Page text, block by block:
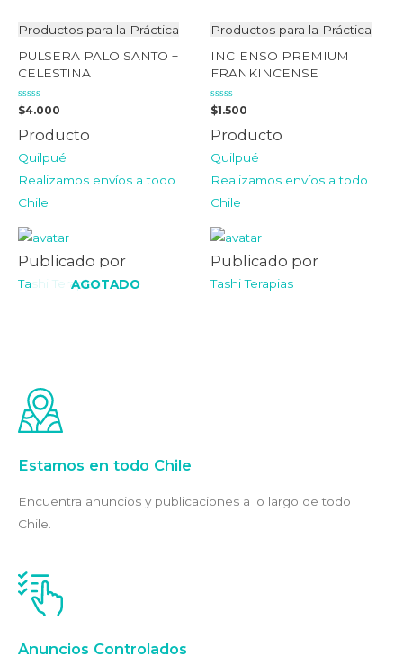
AGOTADO
Productos para la Práctica
PULSERA PALO SANTO +
CELESTINA
Valorado
en
0
de
$4.000
Producto
Quilpué
Realizamos envíos a todo
Chile
Publicado por
Tashi Terapias
Productos para la Práctica
INCIENSO PREMIUM
FRANKINCENSE
Valorado
en
0
de
$1.500
Producto
Quilpué
Realizamos envíos a todo
Chile
Publicado por
Tashi Terapias
Estamos en todo Chile
Encuentra anuncios y publicaciones a lo largo de todo
Chile.
Anuncios Controlados